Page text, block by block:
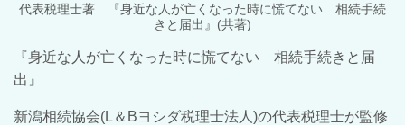
代表税理士著 『身近な人が亡くなった時に慌てない 相続手続
きと届出』(共著)
『身近な人が亡くなった時に慌てない 相続手続きと届
出』
新潟相続協会(L＆Bヨシダ税理士法人)の代表税理士が監修